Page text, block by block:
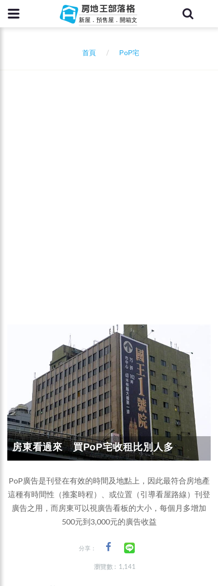
房地王部落格
新屋．預售屋．開箱文
首頁 PoP宅
房東看過來 買PoP宅收租比別人多
PoP廣告是刊登在有效的時間及地點上，因此最符合房地產
這種有時間性（推案時程）、或位置（引導看屋路線）刊登
廣告之用，而房東可以視廣告看板的大小，每個月多增加
500元到3,000元的廣告收益
分享：
瀏覽數 : 1,141